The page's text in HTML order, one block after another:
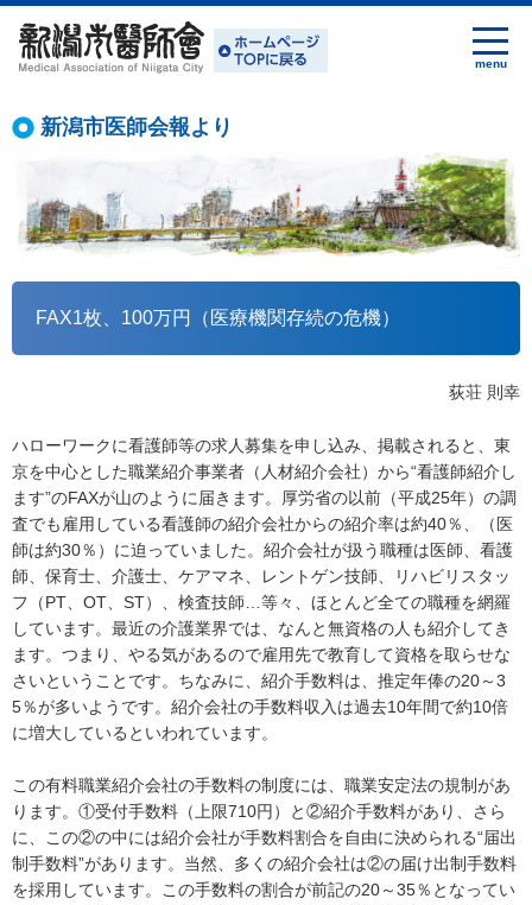
新潟市医師会報より
FAX1枚、100万円（医療機関存続の危機）
荻荘 則幸
ハローワークに看護師等の求人募集を申し込み、掲載されると、東
京を中心とした職業紹介事業者（人材紹介会社）から“看護師紹介し
ます”のFAXが山のように届きます。厚労省の以前（平成25年）の調
査でも雇用している看護師の紹介会社からの紹介率は約40％、（医
師は約30％）に迫っていました。紹介会社が扱う職種は医師、看護
師、保育士、介護士、ケアマネ、レントゲン技師、リハビリスタッ
フ（PT、OT、ST）、検査技師…等々、ほとんど全ての職種を網羅
しています。最近の介護業界では、なんと無資格の人も紹介してき
ます。つまり、やる気があるので雇用先で教育して資格を取らせな
さいということです。ちなみに、紹介手数料は、推定年俸の20～3
5％が多いようです。紹介会社の手数料収入は過去10年間で約10倍
に増大しているといわれています。
この有料職業紹介会社の手数料の制度には、職業安定法の規制があ
ります。①受付手数料（上限710円）と②紹介手数料があり、さら
に、この②の中には紹介会社が手数料割合を自由に決められる“届出
制手数料”があります。当然、多くの紹介会社は②の届け出制手数料
を採用しています。この手数料の割合が前記の20～35％となってい